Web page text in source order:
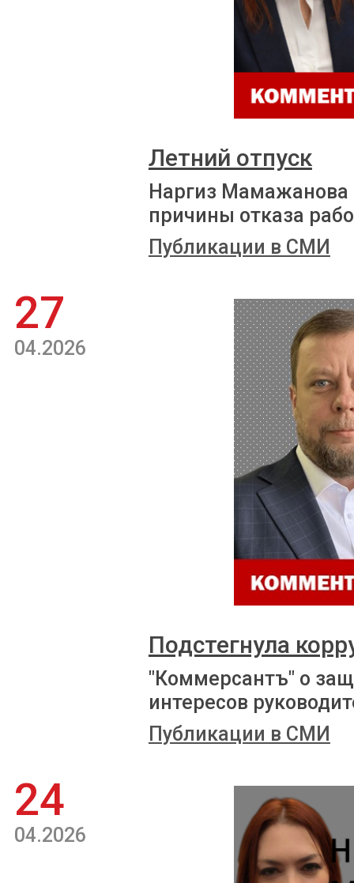
Летний отпуск
Наргиз Мамажанова
причины отказа
Публикации в СМИ
27
04.2026
Подстегнула
"Коммерсантъ" о
интересов
Публикации в СМИ
24
04.2026